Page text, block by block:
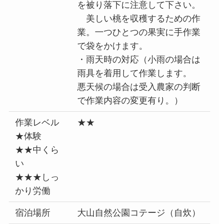
を被り落下に注意して下さい。
美しい桃を収穫するための作
業。一つひとつの果実に手作業
で袋をかけます。
・雨天時の対応（小雨の場合は
雨具を着用して作業します。
悪天候の場合は受入農家の判断
で作業内容の変更有り。）
作業レベル
★体験
★★中くら
い
★★★しっ
かり労働
★★
宿泊場所 大山自然公園コテージ（自炊）